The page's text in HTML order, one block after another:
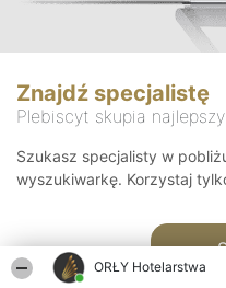
ORŁY Hotelarstwa
Znajdź specjalistę
Plebiscyt skupia
Szukasz specjalisty w
wyszukiwarkę. Korzystaj